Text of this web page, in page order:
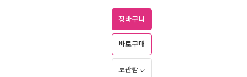
장바구니
바로구매
보관함